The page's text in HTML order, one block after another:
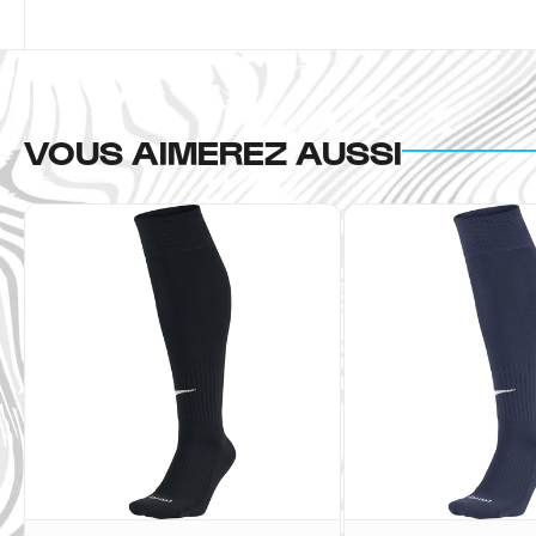
VOUS AIMEREZ AUSSI